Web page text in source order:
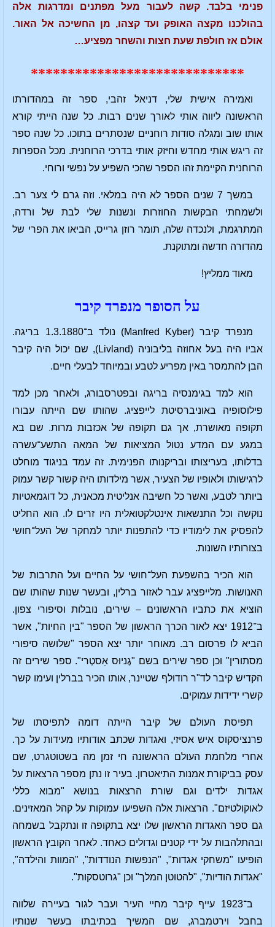
פנימי בלבד. קשה לעבור מעל מפתנים ומדרגות אלה
בהולכנו מקצה האופק ועד קצהו, מן החשיכה אל האור.
אולם אז חולפת שעת חצות והשחר מפציע…
*****************************
ואמירה אישית שלי, דניאל זהבי, ספר זה במהדורתו
הראשונה ליווה אותי לאורך שנים רבות. כל שנה הייתי קורא
אותו שוב ומגלה סודות רוחניים שנסתרים בתוכו. כל שנה ספר
זה ריגש אותי מחדש וחיזק אותי בדרכי הרוחנית. מכל הספרות
הרוחנית הקיימת זהו הספר שהכי השפיע על נפשי ורוחי.
במשך 7 שנים הספר לא היה במלאי. וזה גרם לי צער רב.
ולשמחתי הבקשות החוזרות ונשנות שלי לבת של ורדה,
המתרגמת, ולנכדה שלה, תומר רוזן גרייס, הביאו את הפרי של
מהדורה חדשה ומתוקנת.
מאוד ממליץ!
על הסופר מנפרד קיבר
מנפרד קיבר (Manfred Kyber) נולד ב־1.3.1880 בריגה.
אביו היה בעל אחוזה בליבוניה (Livland), שם יכול היה קיבר
הבן להתמסר באין מפריע לטבע ובמיוחד לבעלי חיים.
הוא למד בגימנסיה בריגה ובפטרסבורג, ולאחר מכן למד
פילוסופיה באוניברסיטת לייפציג. שהותו שם הייתה עבורו
תקופה מאושרת, אך גם תקופה של אכזבות מרות. שם בא
במגע עם המדע נטול המציאות של המאה התשע־עשרה
בדלותו, בעריצותו ובריקנותו הפנימית. זה עמד בניגוד מוחלט
לרגישותו ולאופיו של הצעיר, אשר מילדותו היה קשור קשר עמוק
ביותר לטבע, ואשר כל חשיבה אנליטית מכאנית, כל דוגמאטיות
נוקשה וכל התנשאות אינטלקטואלית היו זרים לו. הוא החליט
להפסיק את לימודיו כדי להתפנות יותר למחקר של העל־חושי
בצורותיו השונות.
הוא הכיר בהשפעת העל־חושי על החיים ועל התרבות של
האנושות. מלייפציג עבר לאזור ברלין, ובעשר שנות שהותו שם
הוציא את כתביו הראשונים – שירים, נובלות וסיפורי צפון.
ב־1912 יצא לאור הכרך הראשון של הספר "בין החיות", אשר
הביא לו פרסום רב. מאוחר יותר יצא הספר "שלושה סיפורי
מסתורין" וכן ספר שירים בשם "גֶניוּס אַסטְרי". ספר שירים זה
הקדיש קיבר לד"ר רודולף שטיינר, אותו הכיר בברלין ועימו קשר
קשרי ידידות עמוקים.
תפיסת העולם של קיבר הייתה דומה לתפיסתו של
פרנציסקוס איש אסיזי, ואגדות שכתב אודותיו מעידות על כך.
אחרי מלחמת העולם הראשונה חי זמן מה בשטוטגרט, שם
עסק בביקורת אמנות התיאטרון. בעיר זו נתן מספר הרצאות על
אגדות ילדים וגם שורת הרצאות בנושא "מבוא כללי
לאוקולטיזם". הרצאות אלה השפיעו עמוקות על קהל המאזינים.
גם ספר האגדות הראשון שלו יצא בתקופה זו ונתקבל בשמחה
ובהתלהבות על ידי קטנים וגדולים כאחד. לאחר הקובץ הראשון
הופיעו "משחקי אגדות", "הנפשות הנודדות", "המוות והילדה",
"אגדות הודיות", "להטוטן המלך" וכן "גרוטסקות".
ב־1923 עייף קיבר מחיי העיר ועבר לגור בעיירה שלווה
בחבל וירטמברג, שם המשיך בכתיבתו בעשר שנותיו